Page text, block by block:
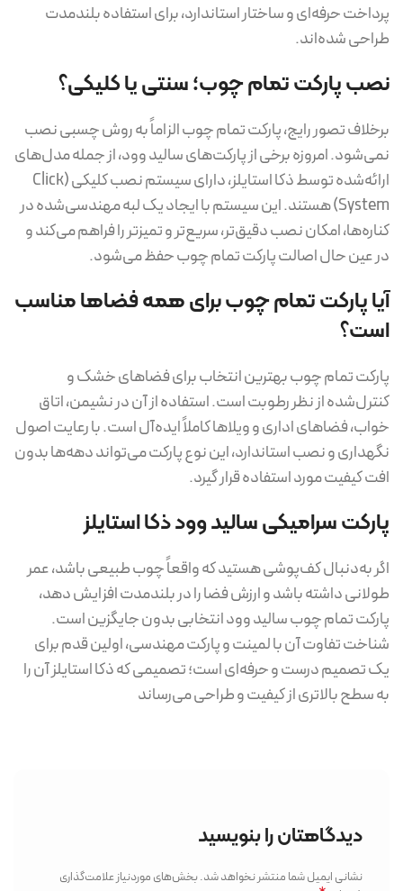
پرداخت حرفه‌ای و ساختار استاندارد، برای استفاده بلندمدت
طراحی شده‌اند.
نصب پارکت تمام چوب؛ سنتی یا کلیکی؟
برخلاف تصور رایج، پارکت تمام چوب الزاماً به روش چسبی نصب
نمی‌شود. امروزه برخی از پارکت‌های سالید وود، از جمله مدل‌های
ارائه‌شده توسط ذکا استایلز، دارای سیستم نصب کلیکی (Click
System) هستند. این سیستم با ایجاد یک لبه مهندسی‌شده در
کناره‌ها، امکان نصب دقیق‌تر، سریع‌تر و تمیزتر را فراهم می‌کند و
در عین حال اصالت پارکت تمام چوب حفظ می‌شود.
آیا پارکت تمام چوب برای همه فضاها مناسب
است؟
پارکت تمام چوب بهترین انتخاب برای فضاهای خشک و
کنترل‌شده از نظر رطوبت است. استفاده از آن در نشیمن، اتاق
خواب، فضاهای اداری و ویلاها کاملاً ایده‌آل است. با رعایت اصول
نگهداری و نصب استاندارد، این نوع پارکت می‌تواند دهه‌ها بدون
افت کیفیت مورد استفاده قرار گیرد.
پارکت سرامیکی سالید وود ذکا استایلز
اگر به‌دنبال کف‌پوشی هستید که واقعاً چوب طبیعی باشد، عمر
طولانی داشته باشد و ارزش فضا را در بلندمدت افزایش دهد،
پارکت تمام چوب سالید وود انتخابی بدون جایگزین است.
شناخت تفاوت آن با لمینت و پارکت مهندسی، اولین قدم برای
یک تصمیم درست و حرفه‌ای است؛ تصمیمی که ذکا استایلز آن را
به سطح بالاتری از کیفیت و طراحی می‌رساند
دیدگاهتان را بنویسید
نشانی ایمیل شما منتشر نخواهد شد.بخش‌های موردنیاز علامت‌گذاری